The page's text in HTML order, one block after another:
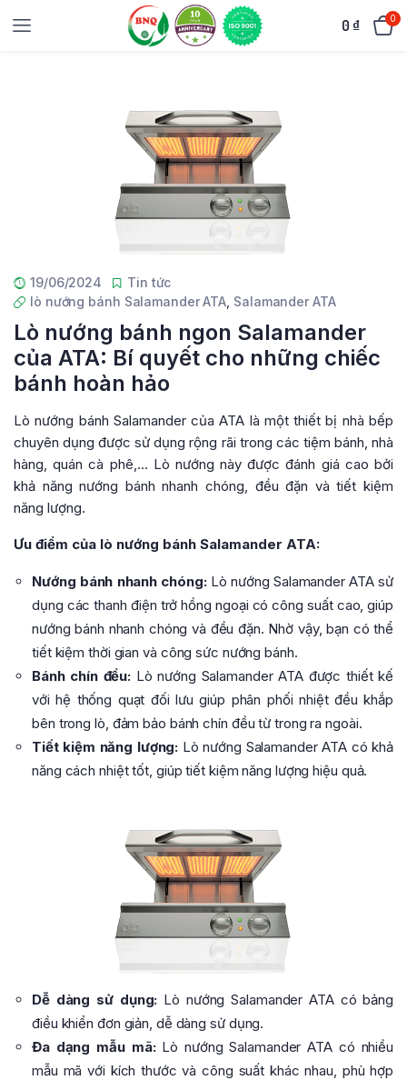
0 ₫ 0
19/06/2024
Tin tức
lò nướng bánh Salamander ATA Salamander ATA
Lò nướng bánh ngon Salamander
của ATA: Bí quyết cho những chiếc
bánh hoàn hảo
Lò nướng bánh Salamander của ATA là một thiết bị nhà bếp
chuyên dụng được sử dụng rộng rãi trong các tiệm bánh, nhà
hàng, quán cà phê,… Lò nướng này được đánh giá cao bởi
khả năng nướng bánh nhanh chóng, đều đặn và tiết kiệm
năng lượng.
Ưu điểm của lò nướng bánh Salamander ATA:
Nướng bánh nhanh chóng:Lò nướng Salamander ATA sử
dụng các thanh điện trở hồng ngoại có công suất cao, giúp
nướng bánh nhanh chóng và đều đặn. Nhờ vậy, bạn có thể
tiết kiệm thời gian và công sức nướng bánh.
Bánh chín đều: Lò nướng Salamander ATA được thiết kế
với hệ thống quạt đối lưu giúp phân phối nhiệt đều khắp
bên trong lò, đảm bảo bánh chín đều từ trong ra ngoài.
Tiết kiệm năng lượng: Lò nướng Salamander ATA có khả
năng cách nhiệt tốt, giúp tiết kiệm năng lượng hiệu quả.
Dễ dàng sử dụng: Lò nướng Salamander ATA có bảng
điều khiển đơn giản, dễ dàng sử dụng.
Đa dạng mẫu mã:Lò nướng Salamander ATA có nhiều
mẫu mã với kích thước và công suất khác nhau, phù hợp